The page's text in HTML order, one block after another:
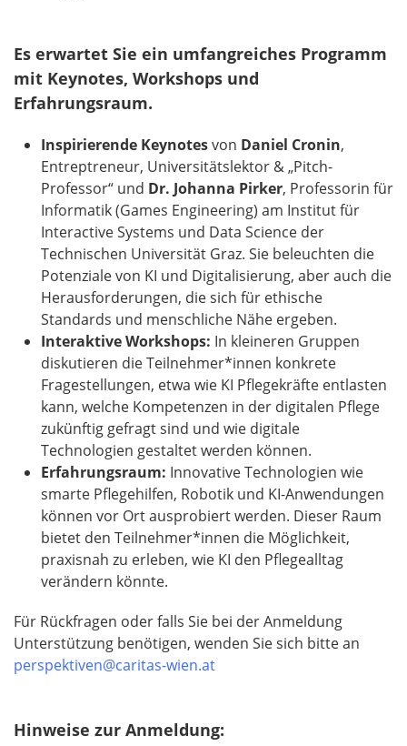
Es erwartet Sie ein umfangreiches Programm
mit Keynotes, Workshops und
Erfahrungsraum.
Inspirierende Keynotesvon Daniel Cronin,
Entreptreneur, Universitätslektor & „Pitch-
Professor“ und Dr. Johanna Pirker, Professorin für
Informatik (Games Engineering) am Institut für
Interactive Systems und Data Science der
Technischen Universität Graz. Sie beleuchten die
Potenziale von KI und Digitalisierung, aber auch die
Herausforderungen, die sich für ethische
Standards und menschliche Nähe ergeben.
Interaktive Workshops: In kleineren Gruppen
diskutieren die Teilnehmer*innen konkrete
Fragestellungen, etwa wie KI Pflegekräfte entlasten
kann, welche Kompetenzen in der digitalen Pflege
zukünftig gefragt sind und wie digitale
Technologien gestaltet werden können.
Erfahrungsraum: Innovative Technologien wie
smarte Pflegehilfen, Robotik und KI-Anwendungen
können vor Ort ausprobiert werden. Dieser Raum
bietet den Teilnehmer*innen die Möglichkeit,
praxisnah zu erleben, wie KI den Pflegealltag
verändern könnte.
Für Rückfragen oder falls Sie bei der Anmeldung
Unterstützung benötigen, wenden Sie sich bitte an
perspektiven@caritas-wien.at
Hinweise zur Anmeldung: